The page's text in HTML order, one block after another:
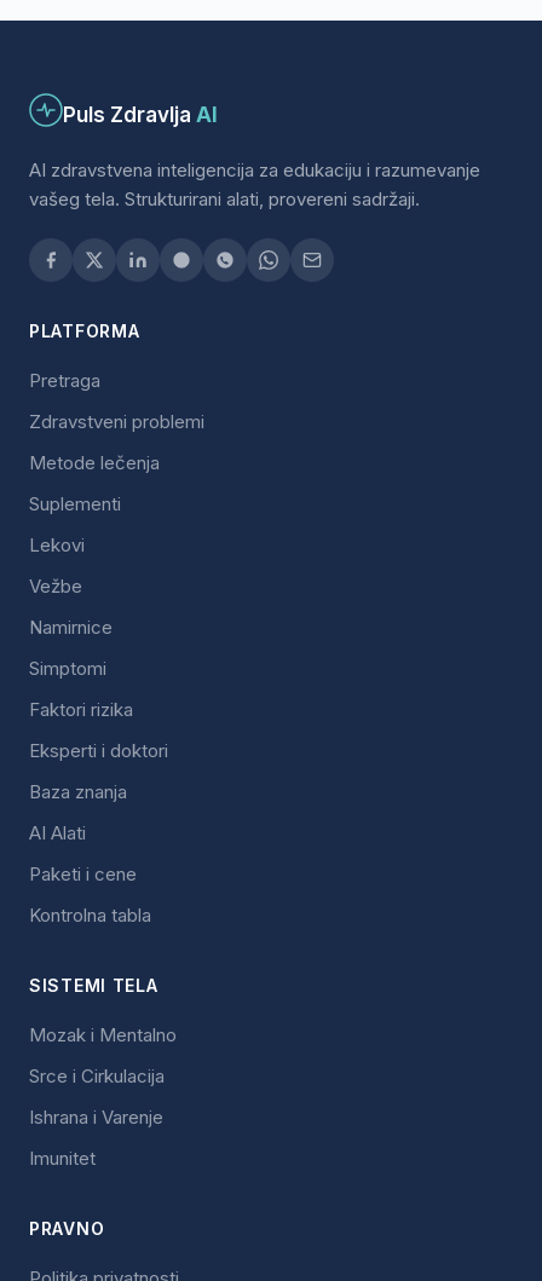
Puls Zdravlja AI
AI zdravstvena inteligencija za edukaciju i razumevanje
vašeg tela. Strukturirani alati, provereni sadržaji.
PLATFORMA
Pretraga
Zdravstveni problemi
Metode lečenja
Suplementi
Lekovi
Vežbe
Namirnice
Simptomi
Faktori rizika
Eksperti i doktori
Baza znanja
AI Alati
Paketi i cene
Kontrolna tabla
SISTEMI TELA
Mozak i Mentalno
Srce i Cirkulacija
Ishrana i Varenje
Imunitet
PRAVNO